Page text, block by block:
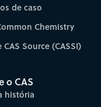
de caso
Chemistry
CAS Source (CASSI)
o CAS
história